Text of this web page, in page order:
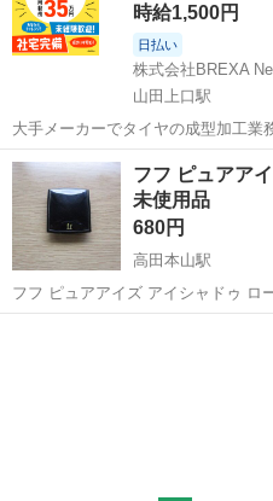
時給1,500円
日払い
株式会社BREXA
山田上口駅
大手メーカーでタイヤの成型加工
度あり！ワンルーム寮完備！マイカ
重県伊勢市》 人気の工場のお仕事 ◇タイヤの製造◇ トラック・バ
ス・RV車用を中心とした...
三重 伊勢市 山田上口駅
フフ ピュアア
未使用品
680円
高田本山駅
フフ ピュアアイズ アイシャドゥ ローズ’ 新品未使用品 です
汚れある場合があります。 発送の場合は、 宅急便の場合は、ゆうパッ